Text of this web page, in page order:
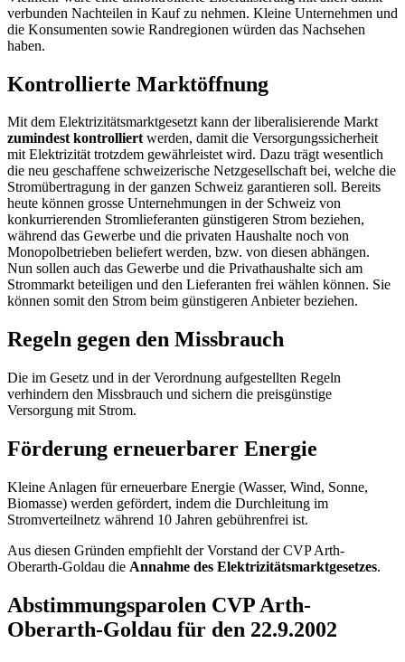
verbunden Nachteilen in Kauf zu nehmen. Kleine Unternehmen und
die Konsumenten sowie Randregionen würden das Nachsehen
haben.
Kontrollierte Marktöffnung
Mit dem Elektrizitätsmarktgesetzt kann der liberalisierende Markt
zumindest kontrolliertwerden, damit die Versorgungssicherheit
mit Elektrizität trotzdem gewährleistet wird. Dazu trägt wesentlich
die neu geschaffene schweizerische Netzgesellschaft bei, welche die
Stromübertragung in der ganzen Schweiz garantieren soll. Bereits
heute können grosse Unternehmungen in der Schweiz von
konkurrierenden Stromlieferanten günstigeren Strom beziehen,
während das Gewerbe und die privaten Haushalte noch von
Monopolbetrieben beliefert werden, bzw. von diesen abhängen.
Nun sollen auch das Gewerbe und die Privathaushalte sich am
Strommarkt beteiligen und den Lieferanten frei wählen können. Sie
können somit den Strom beim günstigeren Anbieter beziehen.
Regeln gegen den Missbrauch
Die im Gesetz und in der Verordnung aufgestellten Regeln
verhindern den Missbrauch und sichern die preisgünstige
Versorgung mit Strom.
Förderung erneuerbarer Energie
Kleine Anlagen für erneuerbare Energie (Wasser, Wind, Sonne,
Biomasse) werden gefördert, indem die Durchleitung im
Stromverteilnetz während 10 Jahren gebührenfrei ist.
Aus diesen Gründen empfiehlt der Vorstand der CVP Arth-
Oberarth-Goldau die Annahme des Elektrizitätsmarktgesetzes.
Abstimmungsparolen CVP Arth-
Oberarth-Goldau für den 22.9.2002